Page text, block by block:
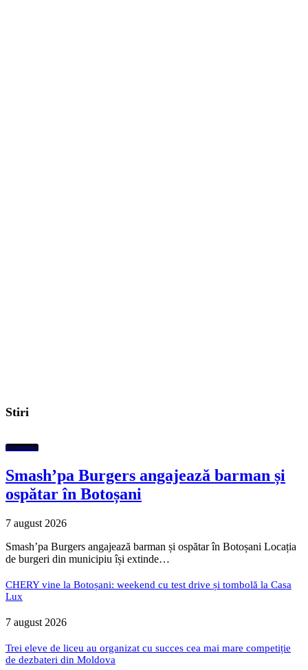
Stiri
Economic
Smash’pa Burgers angajează barman și
ospătar în Botoșani
7 august 2026
Smash’pa Burgers angajează barman și ospătar în Botoșani Locația
de burgeri din municipiu își extinde…
CHERY vine la Botoșani: weekend cu test drive și tombolă la Casa
Lux
7 august 2026
Trei eleve de liceu au organizat cu succes cea mai mare competiție
de dezbateri din Moldova